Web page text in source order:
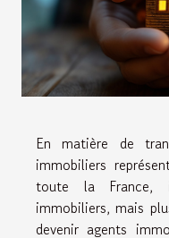
En matière de
immobiliers
toute la France,
immobiliers, mais
devenir agents